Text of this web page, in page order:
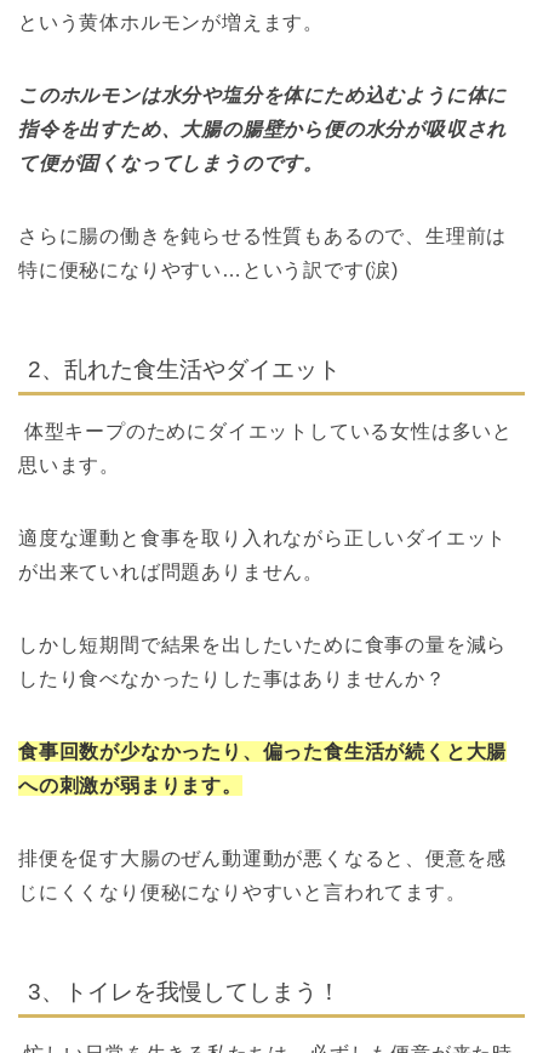
という黄体ホルモンが増えます。
このホルモンは水分や塩分を体にため込むように体に
指令を出すため、大腸の腸壁から便の水分が吸収され
て便が固くなってしまうのです。
さらに腸の働きを鈍らせる性質もあるので、生理前は
特に便秘になりやすい…という訳です(涙)
2、乱れた食生活やダイエット
体型キープのためにダイエットしている女性は多いと
思います。
適度な運動と食事を取り入れながら正しいダイエット
が出来ていれば問題ありません。
しかし短期間で結果を出したいために食事の量を減ら
したり食べなかったりした事はありませんか？
食事回数が少なかったり、偏った食生活が続くと大腸
への刺激が弱まります。
排便を促す大腸のぜん動運動が悪くなると、便意を感
じにくくなり便秘になりやすいと言われてます。
3、トイレを我慢してしまう！